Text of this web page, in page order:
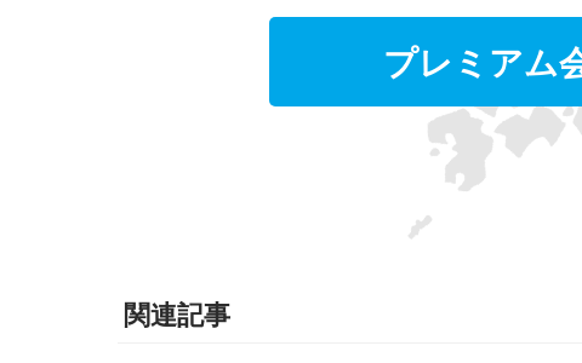
プレミアム
関連記事